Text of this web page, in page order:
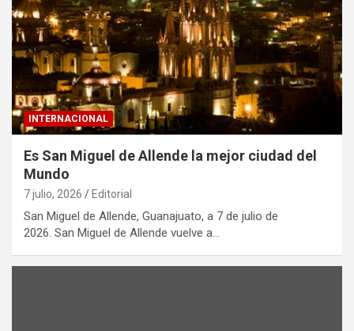
INTERNACIONAL
Es San Miguel de Allende la mejor ciudad del
Mundo
7 julio, 2026 Editorial
San Miguel de Allende, Guanajuato, a 7 de julio de
2026. San Miguel de Allende vuelve a…